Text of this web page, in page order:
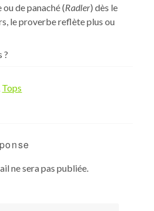
de panaché (Radler) dès le
le proverbe reflète plus ou
?
Tops
ne sera pas publiée.